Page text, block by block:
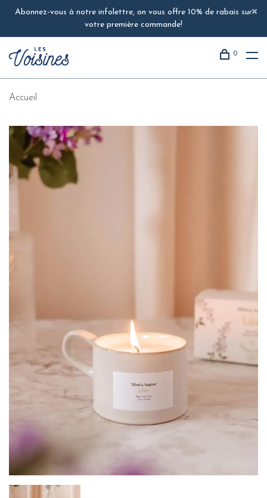
Abonnez-vous à notre infolettre, on vous offre 10% de rabais sur
votre première commande!
0
Accueil